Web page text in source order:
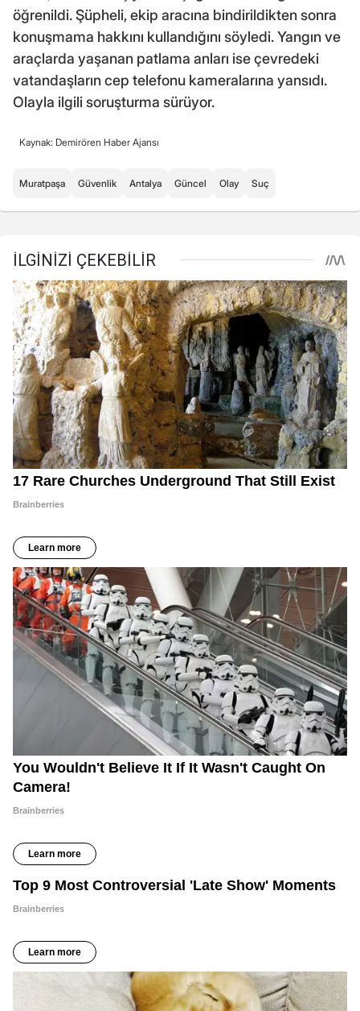
öğrenildi. Şüpheli, ekip aracına bindirildikten sonra
konuşmama hakkını kullandığını söyledi. Yangın ve
araçlarda yaşanan patlama anları ise çevredeki
vatandaşların cep telefonu kameralarına yansıdı.
Olayla ilgili soruşturma sürüyor.
Kaynak: Demirören Haber Ajansı
Muratpaşa Güvenlik Antalya Güncel Olay Suç